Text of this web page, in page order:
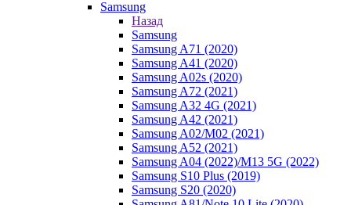
Samsung
Назад
Samsung
Samsung A71 (2020)
Samsung A41 (2020)
Samsung A02s (2020)
Samsung A72 (2021)
Samsung A32 4G (2021)
Samsung A42 (2021)
Samsung A02/M02 (2021)
Samsung A52 (2021)
Samsung A04 (2022)/M13 5G (2022)
Samsung S10 Plus (2019)
Samsung S20 (2020)